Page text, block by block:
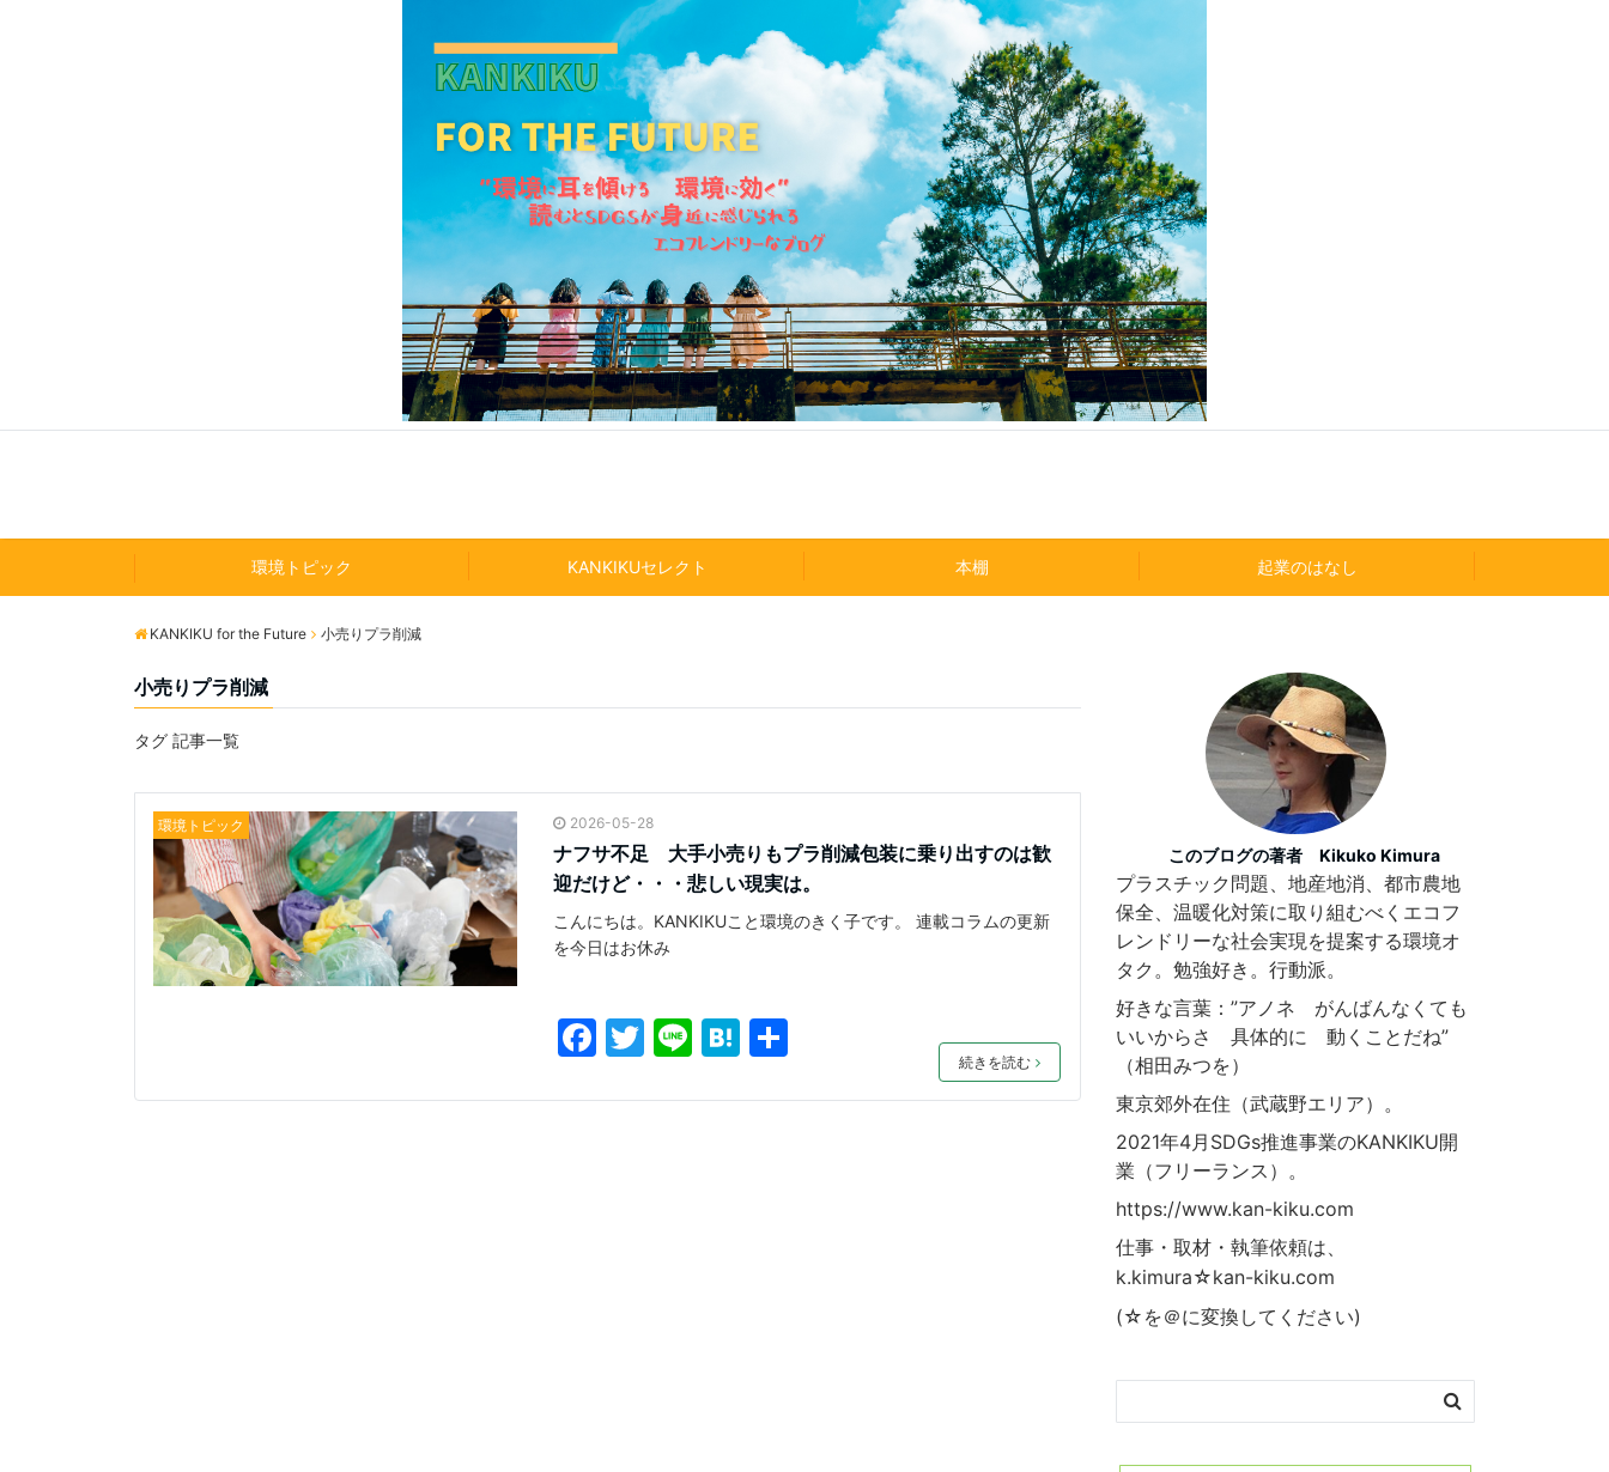
環境トピック KANKIKUセレクト 本棚 起業のはなし
KANKIKU for the Future 小売りプラ削減
小売りプラ削減
タグ 記事一覧
環境トピック 2026-05-28
ナフサ不足 大手小売りもプラ削減包装に乗り出すのは歓
迎だけど・・・悲しい現実は。
こんにちは。KANKIKUこと環境のきく子です。 連載コラムの更新
を今日はお休み
F
c
T
itt
Li
e
H
e
共
続きを読む
このブログの著者 Kikuko Kimura
プラスチック問題、地産地消、都市農地
保全、温暖化対策に取り組むべくエコフ
レンドリーな社会実現を提案する環境オ
タク。勉強好き。行動派。
好きな言葉：”アノネ がんばんなくても
いいからさ 具体的に 動くことだね”
（相田みつを）
東京郊外在住（武蔵野エリア）。
2021年4月SDGs推進事業のKANKIKU開
業（フリーランス）。
https://www.kan-kiku.com
仕事・取材・執筆依頼は、
k.kimura☆kan-kiku.com
(☆を＠に変換してください)